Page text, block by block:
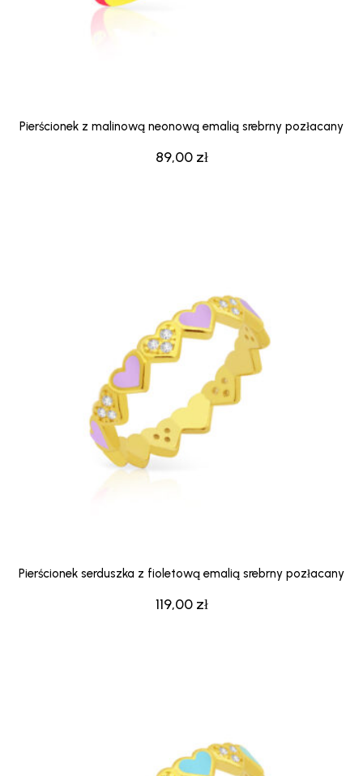
89,00 zł
Pierścionek z malinową neonową emalią srebrny pozłacany
119,00 zł
Pierścionek serduszka z fioletową emalią srebrny pozłacany